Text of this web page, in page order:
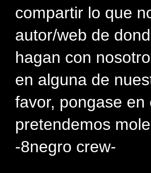
compartir lo que
autor/web de
hagan con
en alguna de
favor, pongase
pretendemos
-8negro crew-